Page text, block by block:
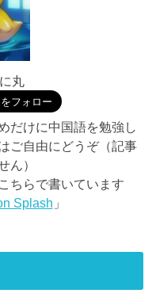
丸
だけに中国語を勉強し
ご自由にどうぞ（記事
ん）
ちらで書いています
Splash 」